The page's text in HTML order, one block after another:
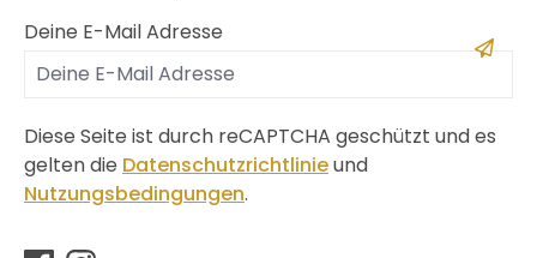
Deine E-Mail Adresse
Diese Seite ist durch reCAPTCHA geschützt und es
gelten die Datenschutzrichtlinieund
Nutzungsbedingungen.